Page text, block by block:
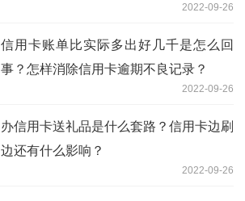
2022-09-26
信用卡账单比实际多出好几千是怎么回
事？怎样消除信用卡逾期不良记录？
2022-09-26
办信用卡送礼品是什么套路？信用卡边刷
边还有什么影响？
2022-09-26